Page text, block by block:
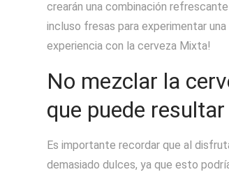
crearán una combinación
incluso fresas para experimentar
experiencia con la cerveza Mixta!
No mezclar la
que puede
Es importante recordar que al
demasiado dulces, ya que esto